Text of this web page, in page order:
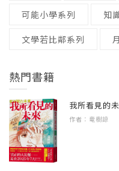
上癮行為？
詐騙、性別暴力的危
理解孩子之前，請先
書將陪你穿越青春
看見：
1.青春期的大腦
母婚姻：35種練習
福》。
歡迎追蹤訂閱
Podcast頻道：《
陳品皓
米露谷心理治療體系
網路如何影響「鬱
重拾經營親子關係
PART2 上一秒天堂
2-1世代交棒，親子
是時候讓孩子探索
肯定三法，讓青春
2-2青春期孩子開始
父母的回應，就像迴
可能小學系列 知
文學若比鄰系列
熱門書籍
我所看見的
作者：竜樹諒